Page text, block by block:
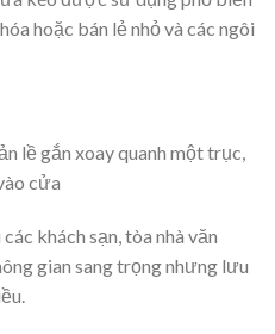
hoặc bán lẻ nhỏ và các ngôi
lề gắn xoay quanh một trục,
cửa
khách sạn, tòa nhà văn
gian sang trọng nhưng lưu